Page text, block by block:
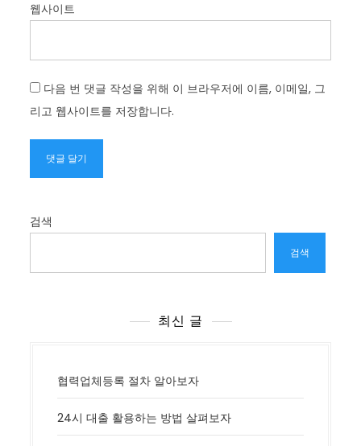
웹사이트
다음 번 댓글 작성을 위해 이 브라우저에 이름, 이메일, 그
리고 웹사이트를 저장합니다.
검색
검색
최신 글
협력업체등록 절차 알아보자
24시 대출 활용하는 방법 살펴보자